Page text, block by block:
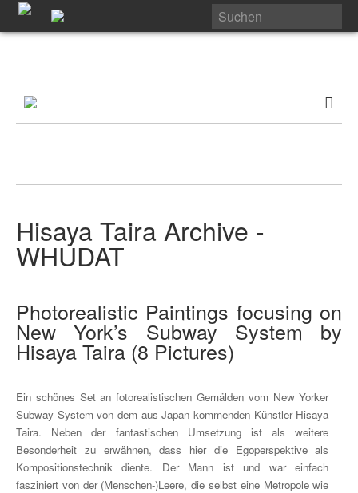
Hisaya Taira Archive -
WHUDAT
Photorealistic Paintings focusing on
New York’s Subway System by
Hisaya Taira (8 Pictures)
Ein schönes Set an fotorealistischen Gemälden vom New Yorker
Subway System von dem aus Japan kommenden Künstler Hisaya
Taira. Neben der fantastischen Umsetzung ist als weitere
Besonderheit zu erwähnen, dass hier die Egoperspektive als
Kompositionstechnik diente. Der Mann ist und war einfach
fasziniert von der (Menschen-)Leere, die selbst eine Metropole wie